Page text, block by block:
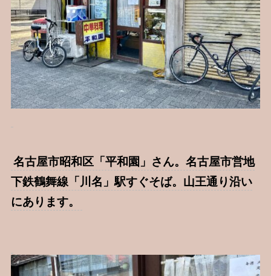
名古屋市昭和区「平和園」さん。名古屋市営地
下鉄鶴舞線「川名」駅すぐそば。山王通り沿い
にあります。